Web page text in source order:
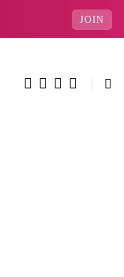
JOIN